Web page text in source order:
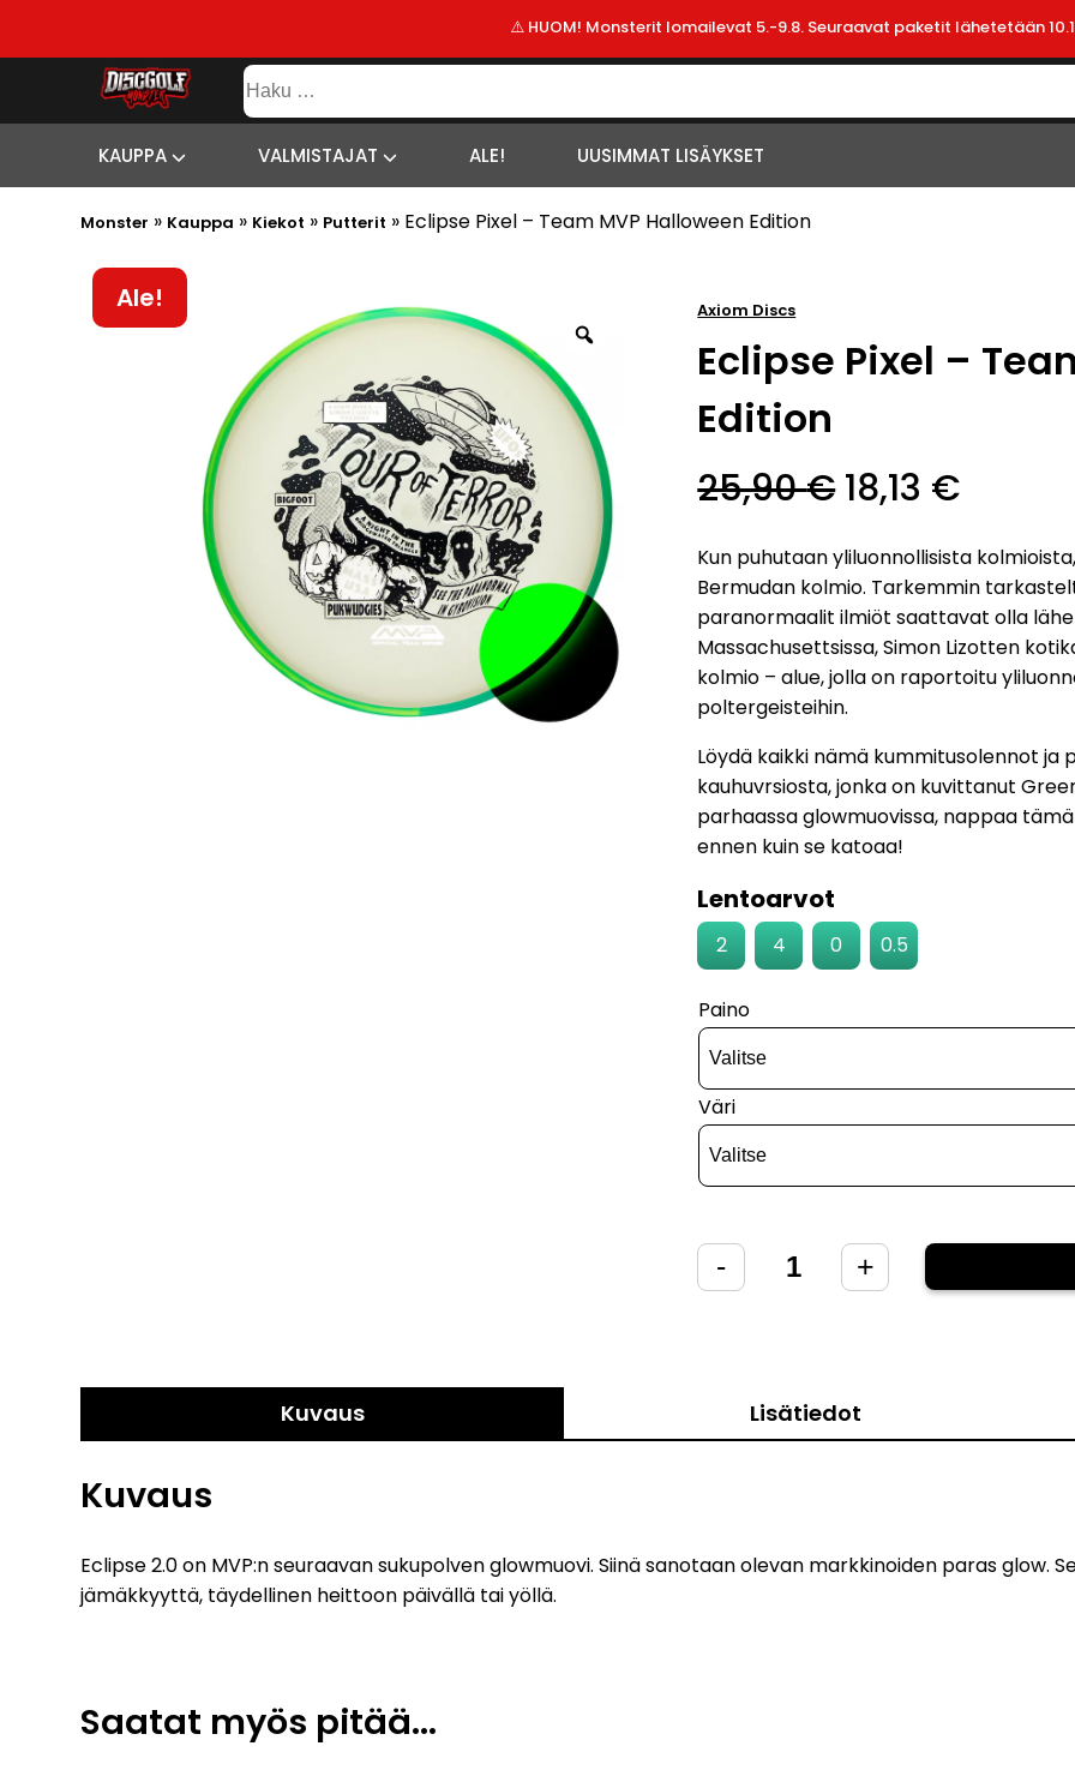
⚠️ HUOM! Monsterit lomailevat 5.-9.8. Seuraavat paketit lähetetään
VALMISTAJAT
LISÄYKSET
SISÄLTÖ
SITEMAP
Haku:
KAUPPA VALMISTAJAT ALE! UUSIMMAT LISÄYKSET
Monster » Kauppa » Kiekot » Putterit » Eclipse Pixel – Team MVP Halloween Edition
Ale! Axiom Discs
Eclipse Pixel –
Edition
25,90€
hinta
oli:
25,90 €.
18,13 €
hinta
on:
18,13
Kun puhutaan yliluonnollisista
Bermudan kolmio. Tarkemmin
paranormaalit ilmiöt saattavat olla
Massachusettsissa, Simon Lizotten
kolmio – alue, jolla on raportoitu
poltergeisteihin.
Löydä kaikki nämä kummitusolennot ja
kauhuvrsiosta, jonka on kuvittanut
parhaassa glowmuovissa, nappaa
ennen kuin se katoaa!
Lentoarvot
2 4 0 0.5
Paino
Väri
-
Eclipse
Halloween
Edition
+
Kuvaus Lisätiedot
Kuvaus
Eclipse 2.0 on MVP:n seuraavan sukupolven glowmuovi. Siinä sanotaan olevan markkinoiden paras glow.
jämäkkyyttä, täydellinen heittoon päivällä tai yöllä.
Saatat myös pitää...